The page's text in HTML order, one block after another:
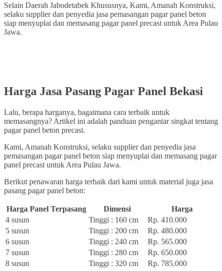
Selain Daerah Jabodetabek Khususnya, Kami, Amanah Konstruksi,
selaku supplier dan penyedia jasa pemasangan pagar panel beton
siap menyuplai dan memasang pagar panel precast untuk Area Pulau
Jawa.
Harga Jasa Pasang Pagar Panel Bekasi
Lalu, berapa harganya, bagaimana cara terbaik untuk
memasangnya? Artikel ini adalah panduan pengantar singkat tentang
pagar panel beton precast.
Kami, Amanah Konstruksi, selaku supplier dan penyedia jasa
pemasangan pagar panel beton siap menyuplai dan memasang pagar
panel precast untuk Area Pulau Jawa.
Berikut penawaran harga terbaik dari kami untuk material juga jasa
pasang pagar panel beton:
Harga Panel Terpasang Dimensi
Harga
4 susun
Tinggi : 160 cm
Rp. 410.000
5 susun
Tinggi : 200 cm
Rp. 480.000
6 susun
Tinggi : 240 cm
Rp. 565.000
7 susun
Tinggi : 280 cm
Rp. 650.000
8 susun
Tinggi : 320 cm
Rp. 785.000